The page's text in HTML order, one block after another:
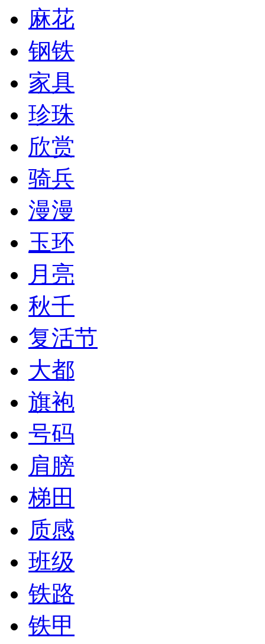
麻花
钢铁
家具
珍珠
欣赏
骑兵
漫漫
玉环
月亮
秋千
复活节
大都
旗袍
号码
肩膀
梯田
质感
班级
铁路
铁甲